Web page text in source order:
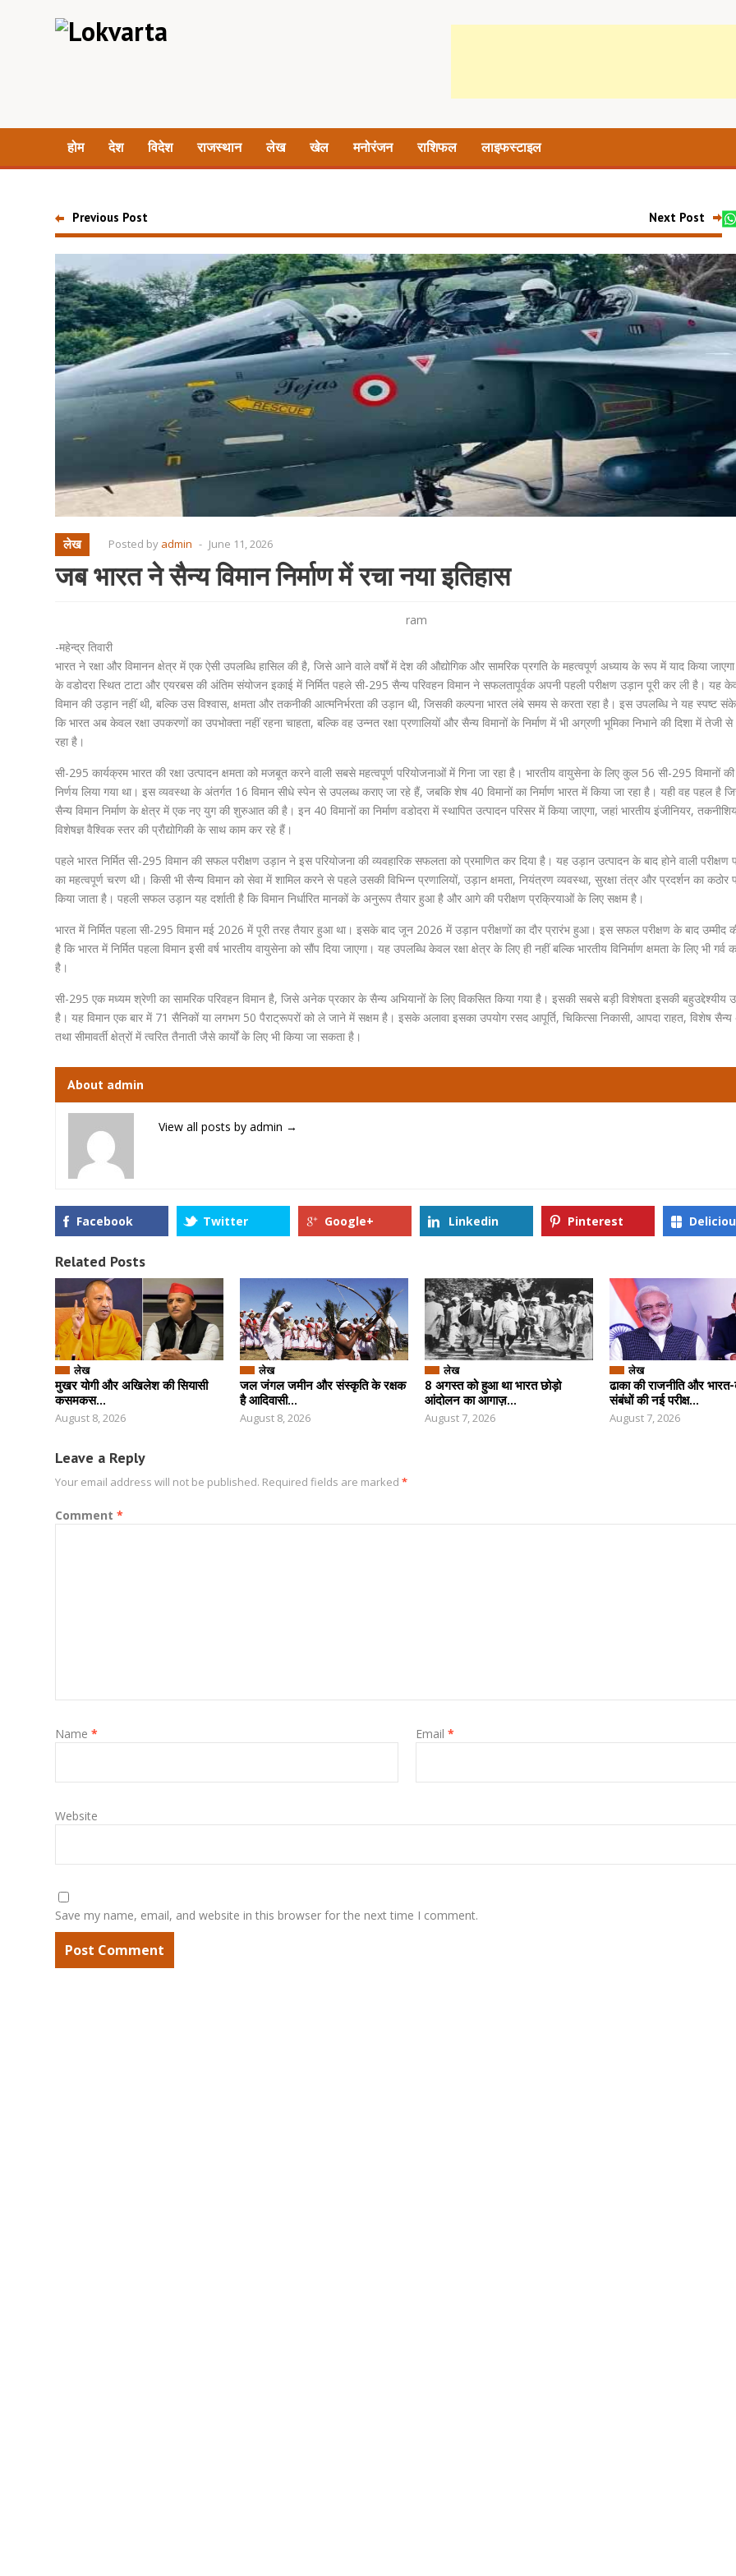
होम देश विदेश राजस्थान लेख खेल मनोरंजन राशिफल लाइफस्टाइल
Previous Post Next Post
लेख Posted by admin - June 11, 2026
जब भारत ने सैन्य विमान निर्माण में रचा नया इतिहास
ram
-महेन्द्र तिवारी
भारत ने रक्षा और विमानन क्षेत्र में एक ऐसी उपलब्धि हासिल की है, जिसे आने वाले वर्षों में देश की औद्योगिक और सामरिक प्रगति के महत्वपूर्ण अध्याय के रूप में याद किया
के वडोदरा स्थित टाटा और एयरबस की अंतिम संयोजन इकाई में निर्मित पहले सी-295 सैन्य परिवहन विमान ने सफलतापूर्वक अपनी पहली परीक्षण उड़ान पूरी कर ली है। यह
विमान की उड़ान नहीं थी, बल्कि उस विश्वास, क्षमता और तकनीकी आत्मनिर्भरता की उड़ान थी, जिसकी कल्पना भारत लंबे समय से करता रहा है। इस उपलब्धि ने यह स्पष्ट
कि भारत अब केवल रक्षा उपकरणों का उपभोक्ता नहीं रहना चाहता, बल्कि वह उन्नत रक्षा प्रणालियों और सैन्य विमानों के निर्माण में भी अग्रणी भूमिका निभाने की दिशा में तेजी
रहा है।
सी-295 कार्यक्रम भारत की रक्षा उत्पादन क्षमता को मजबूत करने वाली सबसे महत्वपूर्ण परियोजनाओं में गिना जा रहा है। भारतीय वायुसेना के लिए कुल 56 सी-295 विमानों
निर्णय लिया गया था। इस व्यवस्था के अंतर्गत 16 विमान सीधे स्पेन से उपलब्ध कराए जा रहे हैं, जबकि शेष 40 विमानों का निर्माण भारत में किया जा रहा है। यही वह पहल है
सैन्य विमान निर्माण के क्षेत्र में एक नए युग की शुरुआत की है। इन 40 विमानों का निर्माण वडोदरा में स्थापित उत्पादन परिसर में किया जाएगा, जहां भारतीय इंजीनियर,
विशेषज्ञ वैश्विक स्तर की प्रौद्योगिकी के साथ काम कर रहे हैं।
पहले भारत निर्मित सी-295 विमान की सफल परीक्षण उड़ान ने इस परियोजना की व्यवहारिक सफलता को प्रमाणित कर दिया है। यह उड़ान उत्पादन के बाद होने वाली परीक्षण
का महत्वपूर्ण चरण थी। किसी भी सैन्य विमान को सेवा में शामिल करने से पहले उसकी विभिन्न प्रणालियों, उड़ान क्षमता, नियंत्रण व्यवस्था, सुरक्षा तंत्र और प्रदर्शन का कठोर
किया जाता है। पहली सफल उड़ान यह दर्शाती है कि विमान निर्धारित मानकों के अनुरूप तैयार हुआ है और आगे की परीक्षण प्रक्रियाओं के लिए सक्षम है।
भारत में निर्मित पहला सी-295 विमान मई 2026 में पूरी तरह तैयार हुआ था। इसके बाद जून 2026 में उड़ान परीक्षणों का दौर प्रारंभ हुआ। इस सफल परीक्षण के बाद उम्मीद
है कि भारत में निर्मित पहला विमान इसी वर्ष भारतीय वायुसेना को सौंप दिया जाएगा। यह उपलब्धि केवल रक्षा क्षेत्र के लिए ही नहीं बल्कि भारतीय विनिर्माण क्षमता के लिए भी गर्व
है।
सी-295 एक मध्यम श्रेणी का सामरिक परिवहन विमान है, जिसे अनेक प्रकार के सैन्य अभियानों के लिए विकसित किया गया है। इसकी सबसे बड़ी विशेषता इसकी बहुउद्देश्यीय
है। यह विमान एक बार में 71 सैनिकों या लगभग 50 पैराट्रूपरों को ले जाने में सक्षम है। इसके अलावा इसका उपयोग रसद आपूर्ति, चिकित्सा निकासी, आपदा राहत, विशेष सैन्य
तथा सीमावर्ती क्षेत्रों में त्वरित तैनाती जैसे कार्यों के लिए भी किया जा सकता है।
About admin
View all posts by admin →
Facebook Twitter Google+ Linkedin Pinterest
Related Posts
लेख
मुखर योगी और अखिलेश की सियासी
कसमकस...
August 8, 2026
लेख
जल जंगल जमीन और संस्कृति के रक्षक
है आदिवासी...
August 8, 2026
लेख
8 अगस्त को हुआ था भारत छोड़ो
आंदोलन का आगाज़...
August 7, 2026
लेख
ढाका की राजनीति और भारत-
संबंधों की नई परीक्ष...
August 7, 2026
Leave a Reply
Your email address will not be published. Required fields are marked *
Comment *
Name * Email *
Website
Save my name, email, and website in this browser for the next time I comment.